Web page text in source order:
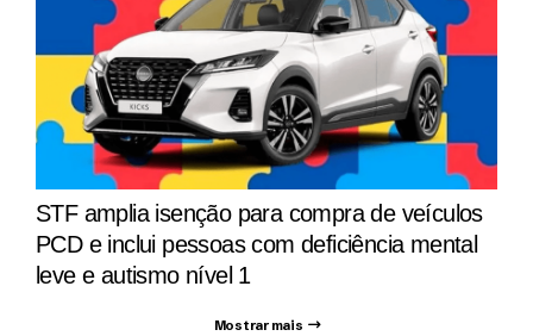
STF amplia isenção para compra de veículos
PCD e inclui pessoas com deficiência mental
leve e autismo nível 1
Mostrar mais